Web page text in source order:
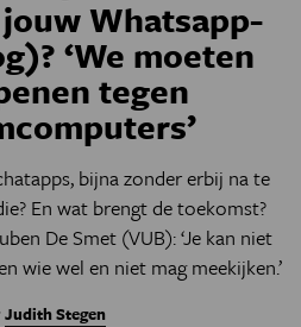
Whatsapp-
‘We moeten
tegen
bijna zonder erbij na te
En wat brengt de toekomst?
De Smet (VUB): ‘Je kan niet
wie wel en niet mag meekijken.’
Judith Stegen